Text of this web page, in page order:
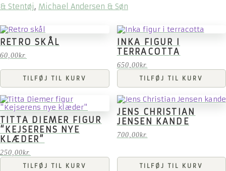
& Stentøj, Michael Andersen & Søn
RETRO SKÅL
60,00kr.
TILFØJ TIL KURV
INKA FIGUR I
TERRACOTTA
650,00kr.
TILFØJ TIL KURV
TITTA DIEMER FIGUR
“KEJSERENS NYE
KLÆDER”
250,00kr.
TILFØJ TIL KURV
JENS CHRISTIAN
JENSEN KANDE
700,00kr.
TILFØJ TIL KURV